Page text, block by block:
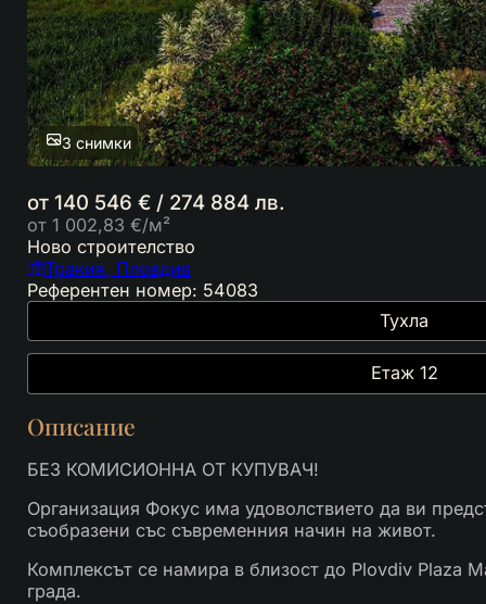
3 снимки
от 140 546 € / 274 884 лв.
от 1 002,83 €/м²
Ново строителство
Тракия, Пловдив
Референтен номер: 54083
Тухла
Етаж 12
Описание
БЕЗ КОМИСИОННА ОТ КУПУВАЧ!
Организация Фокус има удоволствието да ви
съобразени със съвременния начин на живот.
Комплексът се намира в близост до Plovdiv Plaza
града.